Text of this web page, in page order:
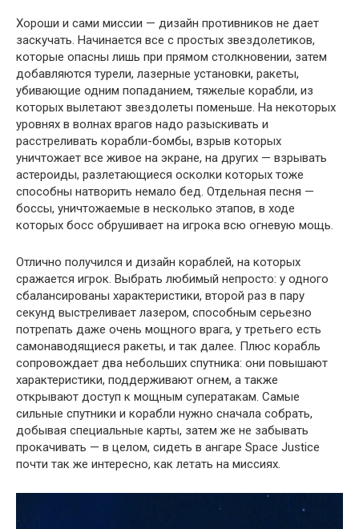
Хороши и сами миссии — дизайн противников не дает
заскучать. Начинается все с простых звездолетиков,
которые опасны лишь при прямом столкновении, затем
добавляются турели, лазерные установки, ракеты,
убивающие одним попаданием, тяжелые корабли, из
которых вылетают звездолеты поменьше. На некоторых
уровнях в волнах врагов надо разыскивать и
расстреливать корабли-бомбы, взрыв которых
уничтожает все живое на экране, на других — взрывать
астероиды, разлетающиеся осколки которых тоже
способны натворить немало бед. Отдельная песня —
боссы, уничтожаемые в несколько этапов, в ходе
которых босс обрушивает на игрока всю огневую мощь.
Отлично получился и дизайн кораблей, на которых
сражается игрок. Выбрать любимый непросто: у одного
сбалансированы характеристики, второй раз в пару
секунд выстреливает лазером, способным серьезно
потрепать даже очень мощного врага, у третьего есть
самонаводящиеся ракеты, и так далее. Плюс корабль
сопровождает два небольших спутника: они повышают
характеристики, поддерживают огнем, а также
открывают доступ к мощным суператакам. Самые
сильные спутники и корабли нужно сначала собрать,
добывая специальные карты, затем же не забывать
прокачивать — в целом, сидеть в ангаре Space Justice
почти так же интересно, как летать на миссиях.